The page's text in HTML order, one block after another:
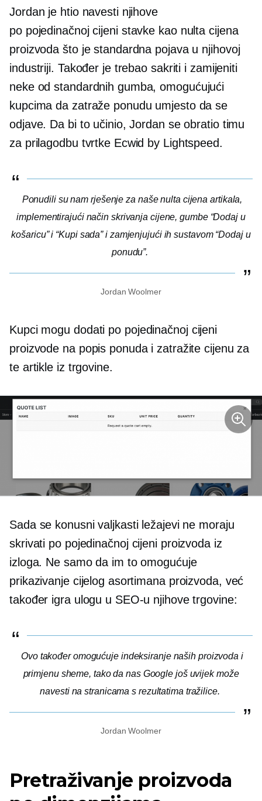
Jordan je htio navesti njihove
po pojedinačnoj cijenistavke kao nulta cijena
proizvoda što je standardna pojava u njihovoj
industriji. Također je trebao sakriti i zamijeniti
neke od standardnih gumba, omogućujući
kupcima da zatraže ponudu umjesto da se
odjave. Da bi to učinio, Jordan se obratio timu
za prilagodbu tvrtke Ecwid by Lightspeed.
Ponudili su nam rješenje za našenulta cijena artikala,
implementirajući način skrivanja cijene, gumbe “Dodaj u
košaricu” i “Kupi sada” i zamjenjujući ih sustavom “Dodaj u
ponudu”.
Jordan Woolmer
Kupci mogu dodati po pojedinačnoj cijeni
proizvode na popis ponuda i zatražite cijenu za
te artikle iz trgovine.
Sada se konusni valjkasti ležajevi ne moraju
skrivati po pojedinačnoj cijeniproizvoda iz
izloga. Ne samo da im to omogućuje
prikazivanje cijelog asortimana proizvoda, već
također igra ulogu u SEO-u njihove trgovine:
Ovo također omogućuje indeksiranje naših proizvoda i
primjenu sheme, tako da nas Google još uvijek može
navesti na stranicama s rezultatima tražilice.
Jordan Woolmer
Pretraživanje proizvoda